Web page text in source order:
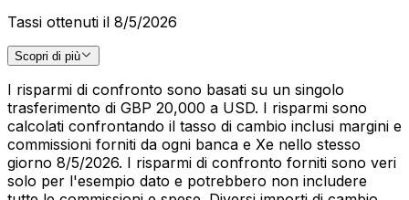
Tassi ottenuti il 8/5/2026
Scopri di più
I risparmi di confronto sono basati su un singolo
trasferimento di GBP 20,000 a USD. I risparmi sono
calcolati confrontando il tasso di cambio inclusi margini e
commissioni forniti da ogni banca e Xe nello stesso
giorno 8/5/2026. I risparmi di confronto forniti sono veri
solo per l'esempio dato e potrebbero non includere